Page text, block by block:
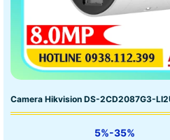
Camera Hikvision DS-2CD2087G3-
5%-35%